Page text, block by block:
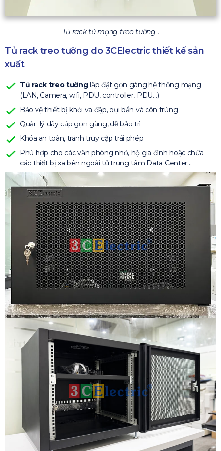
Tủ rack tủ mạng treo tường .
Tủ rack treo tường do 3CElectric thiết kế sản
xuất
Tủ rack treo tườnglắp đặt gọn gàng hệ thống mạng
(LAN, Camera, wifi, PDU, controller, PDU…)
Bảo vệ thiết bị khỏi va đập, bụi bẩn và côn trùng
Quản lý dây cáp gọn gàng, dễ bảo trì
Khóa an toàn, tránh truy cập trái phép
Phù hợp cho các văn phòng nhỏ, hộ gia đình hoặc chứa
các thiết bị xa bên ngoài tủ trung tâm Data Center…